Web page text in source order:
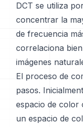
DCT se utiliza
concentrar la
de frecuencia
correlaciona
imágenes
El proceso de
pasos.
espacio de color
un espacio de